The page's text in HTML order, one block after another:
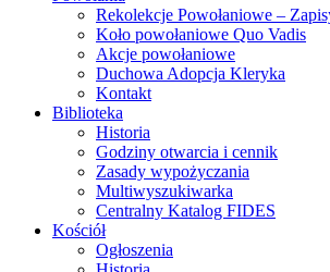
Rekolekcje Powołaniowe –
Koło powołaniowe Quo Vadis
Akcje powołaniowe
Duchowa Adopcja Kleryka
Kontakt
Biblioteka
Historia
Godziny otwarcia i cennik
Zasady wypożyczania
Multiwyszukiwarka
Centralny Katalog FIDES
Kościół
Ogłoszenia